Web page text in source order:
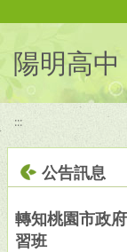
陽明高
:::
公告訊息
轉知桃園市政
習班